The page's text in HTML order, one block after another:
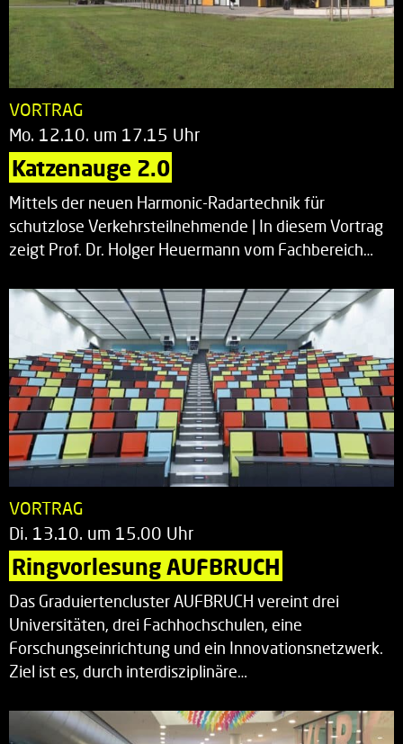
VORTRAG
Mo. 12.10. um 17.15 Uhr
Katzenauge 2.0
Mittels der neuen Harmonic-Radartechnik für
schutzlose Verkehrsteilnehmende | In diesem Vortrag
zeigt Prof. Dr. Holger Heuermann vom Fachbereich…
VORTRAG
Di. 13.10. um 15.00 Uhr
Ringvorlesung AUFBRUCH
Das Graduiertencluster AUFBRUCH vereint drei
Universitäten, drei Fachhochschulen, eine
Forschungseinrichtung und ein Innovationsnetzwerk.
Ziel ist es, durch interdisziplinäre…